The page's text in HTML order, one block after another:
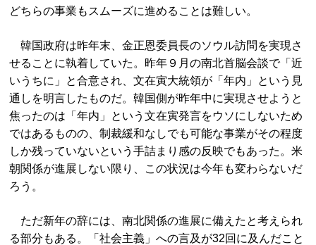
どちらの事業もスムーズに進めることは難しい。
韓国政府は昨年末、金正恩委員長のソウル訪問を実現さ
せることに執着していた。昨年９月の南北首脳会談で「近
いうちに」と合意され、文在寅大統領が「年内」という見
通しを明言したものだ。韓国側が昨年中に実現させようと
焦ったのは「年内」という文在寅発言をウソにしないため
ではあるものの、制裁緩和なしでも可能な事業がその程度
しか残っていないという手詰まり感の反映でもあった。米
朝関係が進展しない限り、この状況は今年も変わらないだ
ろう。
ただ新年の辞には、南北関係の進展に備えたと考えられ
る部分もある。「社会主義」への言及が32回に及んだこと